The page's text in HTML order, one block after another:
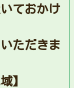
ておかけ
ただきま
】